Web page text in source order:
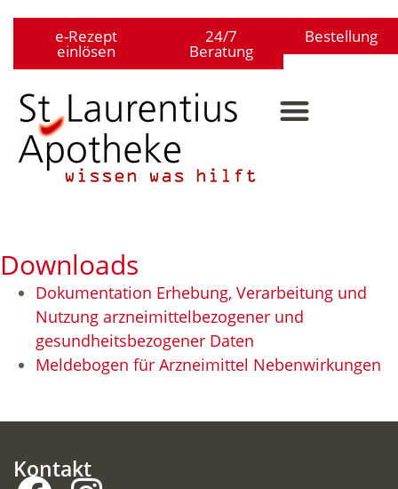
Bestellung
24/7
Beratung
e-Rezept
einlösen
Downloads
Dokumentation Erhebung, Verarbeitung und
Nutzung arzneimittelbezogener und
gesundheitsbezogener Daten
Meldebogen für Arzneimittel Nebenwirkungen
Kontakt